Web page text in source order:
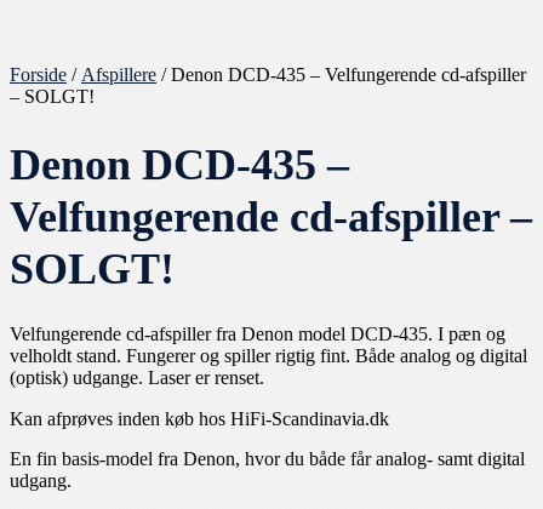
Forside /Afspillere / Denon DCD-435 – Velfungerende cd-afspiller
– SOLGT!
Denon DCD-435 –
Velfungerende cd-afspiller –
SOLGT!
Velfungerende cd-afspiller fra Denon model DCD-435. I pæn og
velholdt stand. Fungerer og spiller rigtig fint. Både analog og digital
(optisk) udgange. Laser er renset.
Kan afprøves inden køb hos HiFi-Scandinavia.dk
En fin basis-model fra Denon, hvor du både får analog- samt digital
udgang.